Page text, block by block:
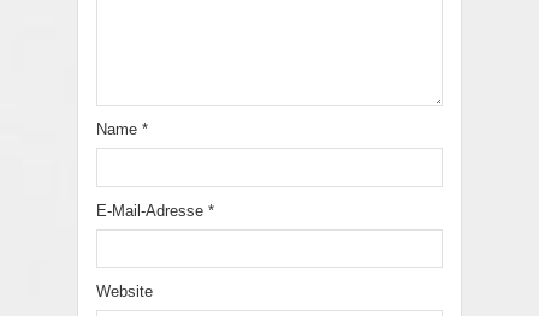
Name *
E-Mail-Adresse *
Website